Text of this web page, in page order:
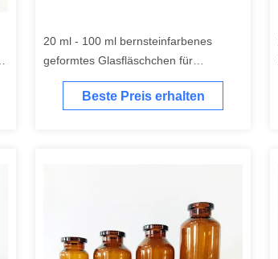
20 ml - 100 ml bernsteinfarbenes
geformtes Glasfläschchen für
Antibiotika-Injektionsglasfläschchen
Beste Preis erhalten